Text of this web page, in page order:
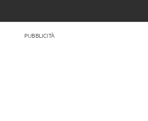
PUBBLICITÀ